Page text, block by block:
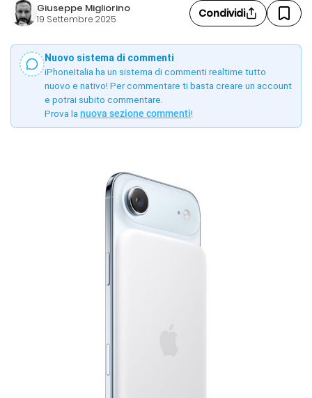
Giuseppe Migliorino
19 Settembre 2025 Condividi
Nuovo sistema di commenti
iPhoneItalia ha un sistema di commenti realtime tutto
nuovo e nativo! Per commentare ti basta creare un account
e potrai subito commentare.
Prova la nuova sezione commenti!